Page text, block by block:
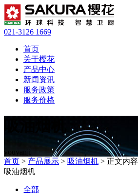
021-3126 1669
首页
关于樱花
产品中心
新闻资讯
服务政策
服务价格
youyanji
首页 > 产品展示 > 吸油烟机 > 正文内容
吸油烟机
全部